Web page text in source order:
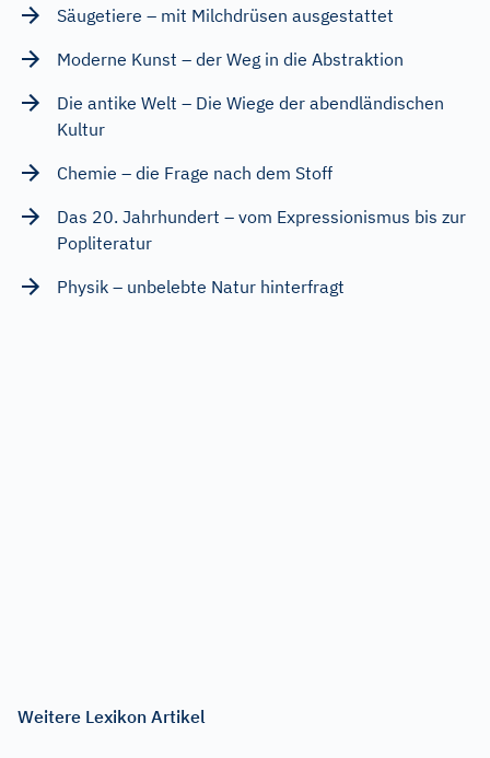
Säugetiere – mit Milchdrüsen ausgestattet
Moderne Kunst – der Weg in die Abstraktion
Die antike Welt – Die Wiege der abendländischen
Kultur
Chemie – die Frage nach dem Stoff
Das 20. Jahrhundert – vom Expressionismus bis zur
Popliteratur
Physik – unbelebte Natur hinterfragt
Weitere Lexikon Artikel